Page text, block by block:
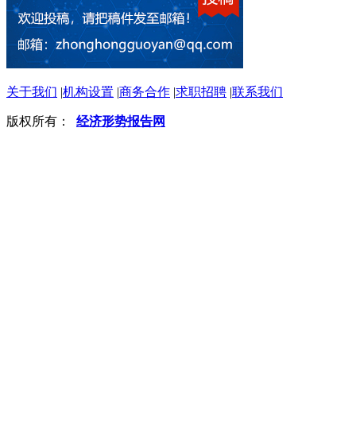
关于我们 |机构设置 |商务合作 |求职招聘 |联系我们
版权所有： 经济形势报告网